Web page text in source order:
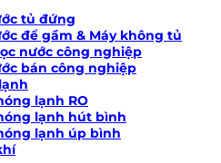
tủ đứng
để gầm & Máy không tủ
nước công nghiệp
bán công nghiệp
lạnh RO
lạnh hút bình
lạnh úp bình